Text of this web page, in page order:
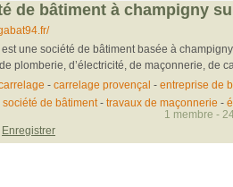
de bâtiment à champigny
une société de bâtiment basée à
plomberie, d’électricité, de maçonnerie, de
- carrelage provençal - entreprise de
société de bâtiment- travaux de maçonnerie -
Enregistrer
1 membre -